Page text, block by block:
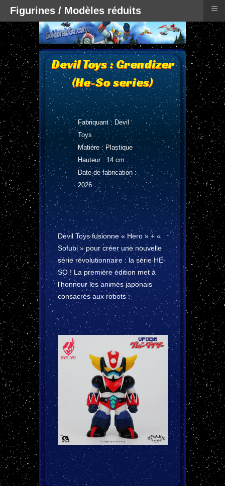
Devil Toys : Grendizer
(He-So series)
Fabriquant : Devil
Toys
Matière : Plastique
Hauteur : 14 cm
Date de fabrication :
2026
Devil Toys fusionne « Hero » + «
Sofubi » pour créer une nouvelle
série révolutionnaire : la série HE-
SO ! La première édition met à
l'honneur les animés japonais
consacrés aux robots :
Figurines / Modèles réduits ≡